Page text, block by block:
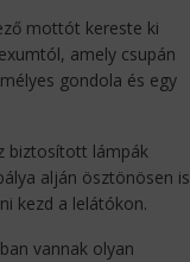
mottót kereste ki
amely csupán
gondola és egy
biztosított lámpák
alján ösztönösen is
kezd a lelátókon.
vannak olyan